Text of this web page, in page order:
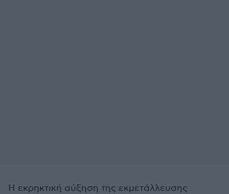
Η εκρηκτική αύξηση της εκμετάλλευσης